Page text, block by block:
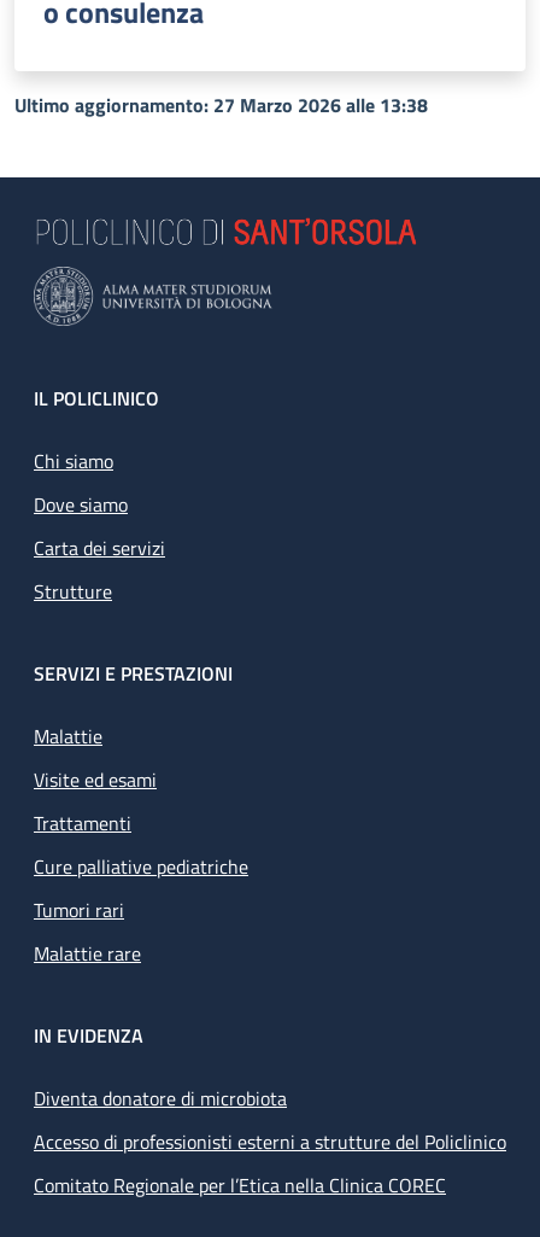
o consulenza
Ultimo aggiornamento: 27 Marzo 2026 alle 13:38
Footer
IL POLICLINICO
Chi siamo
Dove siamo
Carta dei servizi
Strutture
SERVIZI E PRESTAZIONI
Malattie
Visite ed esami
Trattamenti
Cure palliative pediatriche
Tumori rari
Malattie rare
IN EVIDENZA
Diventa donatore di microbiota
Accesso di professionisti esterni a strutture del Policlinico
Comitato Regionale per l’Etica nella Clinica COREC